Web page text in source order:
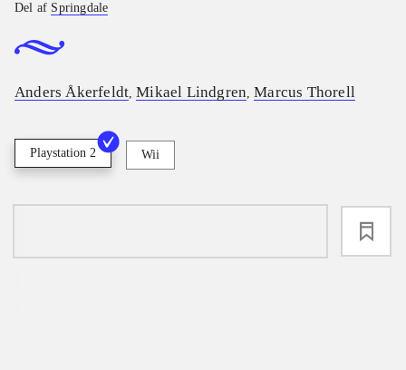
Del af Springdale
Anders Åkerfeldt ,Mikael Lindgren ,Marcus Thorell
Playstation 2 Wii